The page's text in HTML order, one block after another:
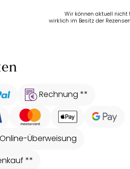
Wir können aktuell nicht
wirklich im Besitz der
Rechnung **
Online-Überweisung
**